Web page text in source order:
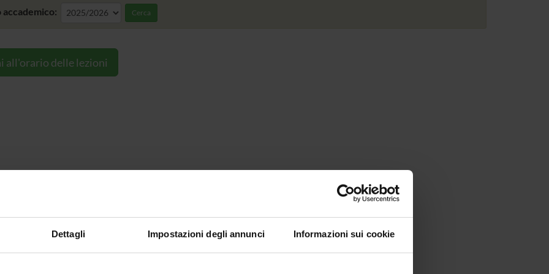
Dettagli Impostazioni degli annunci Informazioni sui cookie
accademico: Cerca
all'orario delle lezioni